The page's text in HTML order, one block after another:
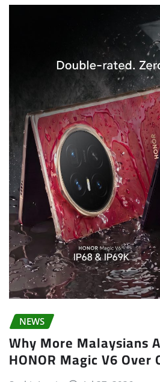
NEWS
Why More Malaysians
HONOR Magic V6